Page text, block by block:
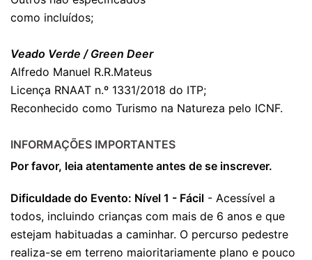
como incluídos;
Veado Verde / Green Deer
Alfredo Manuel R.R.Mateus
Licença RNAAT n.º 1331/2018 do ITP;
Reconhecido como Turismo na Natureza pelo ICNF.
INFORMAÇÕES IMPORTANTES
Por favor, leia atentamente antes de se inscrever.
Dificuldade do Evento: Nível 1 - Fácil - Acessível a
todos, incluindo crianças com mais de 6 anos e que
estejam habituadas a caminhar. O percurso pedestre
realiza-se em terreno maioritariamente plano e pouco